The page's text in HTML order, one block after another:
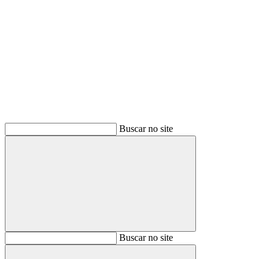
Buscar no site
BuscarBuscar no site